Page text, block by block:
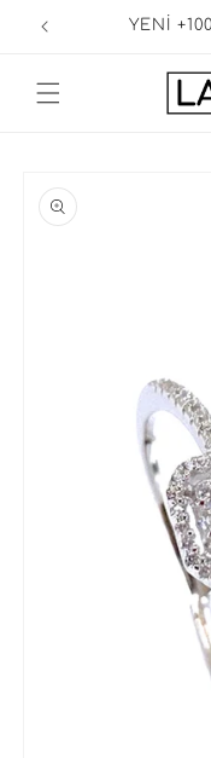
İçeriğe
atla
YENİ
bilgisine
atla